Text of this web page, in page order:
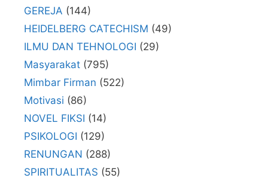
GEREJA (144)
HEIDELBERG CATECHISM (49)
ILMU DAN TEHNOLOGI (29)
Masyarakat (795)
Mimbar Firman (522)
Motivasi (86)
NOVEL FIKSI (14)
PSIKOLOGI (129)
RENUNGAN (288)
SPIRITUALITAS (55)